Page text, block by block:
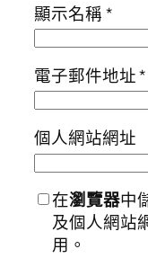
顯示名稱*
電子郵件地址*
個人網站網址
在瀏覽器中
及個人網站
用。